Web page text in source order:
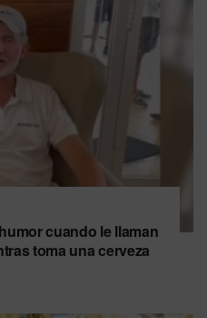
cuando le llaman
toma una cerveza